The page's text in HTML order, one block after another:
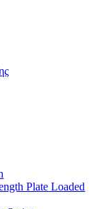
Plate Loaded